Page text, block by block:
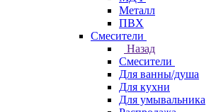
Металл
ПВХ
Смесители
Назад
Смесители
Для ванны/душа
Для кухни
Для умывальника